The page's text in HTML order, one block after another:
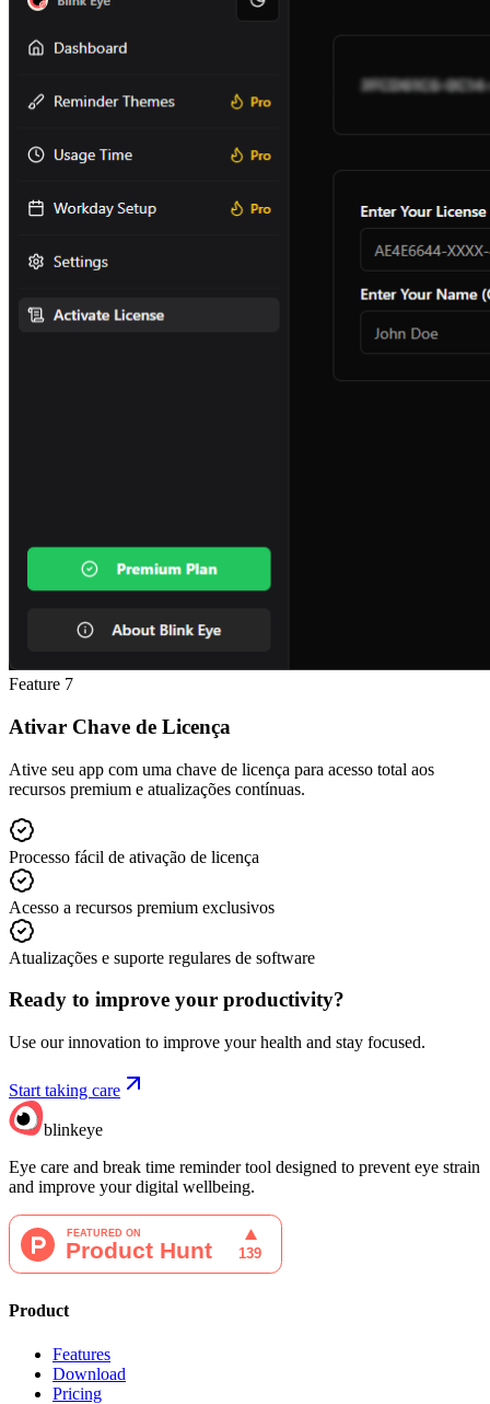
Feature 7
Ativar Chave de Licença
Ative seu app com uma chave de licença para acesso total aos
recursos premium e atualizações contínuas.
Processo fácil de ativação de licença
Acesso a recursos premium exclusivos
Atualizações e suporte regulares de software
Ready to improve your productivity?
Use our innovation to improve your health and stay focused.
Start taking care
blinkeye
Eye care and break time reminder tool designed to prevent eye strain
and improve your digital wellbeing.
Product
Features
Download
Pricing